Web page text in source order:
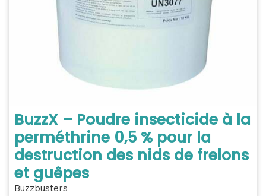
BuzzX – Poudre insecticide à la
perméthrine 0,5 % pour la
destruction des nids de frelons
et guêpes
Buzzbusters